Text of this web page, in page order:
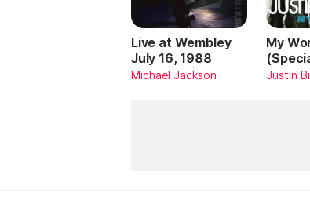
Live at Wembley
July 16, 1988
Michael Jackson
My
Justin